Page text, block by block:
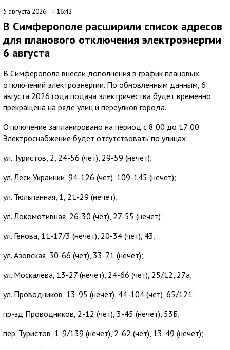
5 августа 2026 16:42
В Симферополе расширили список адресов
для планового отключения электроэнергии
6 августа
В Симферополе внесли дополнения в график плановых
отключений электроэнергии. По обновленным данным, 6
августа 2026 года подача электричества будет временно
прекращена на ряде улиц и переулков города.
Отключение запланировано на период с 8:00 до 17:00.
Электроснабжение будет отсутствовать по улицах:
ул. Туристов, 2, 24-56 (чет), 29-59 (нечет);
ул. Леси Украинки, 94-126 (чет), 109-145 (нечет);
ул. Тюльпанная, 1, 21-29 (нечет);
ул. Локомотивная, 26-30 (чет), 27-55 (нечет);
ул. Генова, 11-17/3 (нечет), 20-34 (чет), 43;
ул. Азовская, 30-66 (чет), 33-71 (нечет);
ул. Москалева, 13-27 (нечет), 24-66 (чет), 25/12, 27а;
ул. Проводников, 13-95 (нечет), 44-104 (чет), 65/121;
пр-зд Проводников, 2-12 (чет), 3-45 (нечет), 53Б;
пер. Туристов, 1-9/139 (нечет), 2-62 (чет), 13-49 (нечет);